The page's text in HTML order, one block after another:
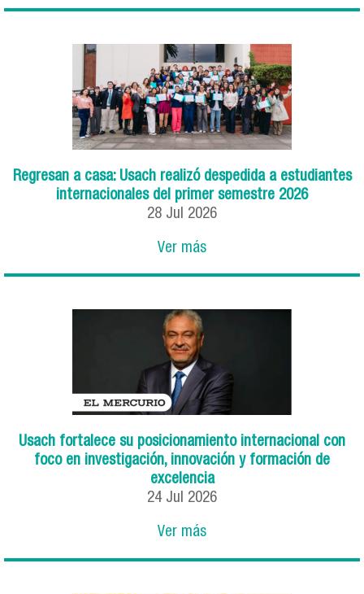
Regresan a casa: Usach realizó despedida a estudiantes
internacionales del primer semestre 2026
28 Jul 2026
Ver más
Usach fortalece su posicionamiento internacional con
foco en investigación, innovación y formación de
excelencia
24 Jul 2026
Ver más